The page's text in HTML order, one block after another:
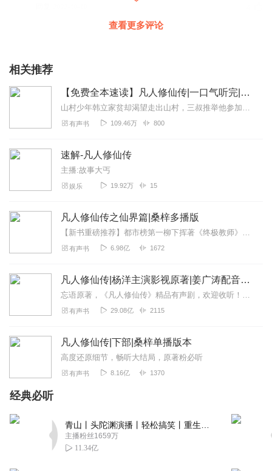
美，代入感十足，必须订阅五星好评，强烈推荐！一起加
2022-07-31 2
未来可期茜茜
2022-05-25
门门门大侠
2023-07-15
查看更多评论
相关推荐
【免费全本速读】凡人修仙传|一口气听完|修仙|凡人流|逆袭
山村少年韩立家贫却渴望走出山村，三叔推举他参加七玄门内门弟子考验。入七玄门后，他被墨大夫选为弟子，修炼独特口诀。考核时因口诀表现出色成亲传弟子，修炼突飞猛进。途...
有声书 109.46万 800
速解-凡人修仙传
主播:故事大丐
娱乐 19.92万 15
凡人修仙传之仙界篇|桑梓多播版
【新书重磅推荐】都市榜第一柳下挥著《终极教师》上线啦！都市爆笑多女主爽文！每日8点更新8集，还有加更福利！欢迎点击订阅收听~忘语新书《仙者》重磅来袭！和《凡人修...
有声书 6.98亿 1672
凡人修仙传|杨洋主演影视原著|姜广涛配音多播版本
忘语原著，《凡人修仙传》精品有声剧，欢迎收听！即日起，购买【喜马拉雅X哔哩哔哩】联合会员，即送《凡人修仙传》系列IP卡牌10连抽！快点击下方购买吧↓↓【喜马...
有声书 29.08亿 2115
凡人修仙传|下部|桑梓单播版本
高度还原细节，畅听大结局，原著粉必听
有声书 8.16亿 1370
经典必听
主播粉丝1659万
11.34亿